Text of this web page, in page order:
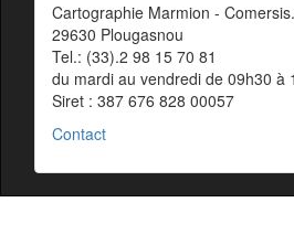
Cartographie Marmion -
29630 Plougasnou
Tel.: (33).2 98 15 70 81
du mardi au vendredi de 09h30 à
Siret : 387 676 828 00057
Contact